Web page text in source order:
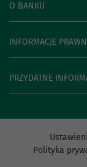
O BANKU
INFORMACJE
PRZYDATNE
Polityka